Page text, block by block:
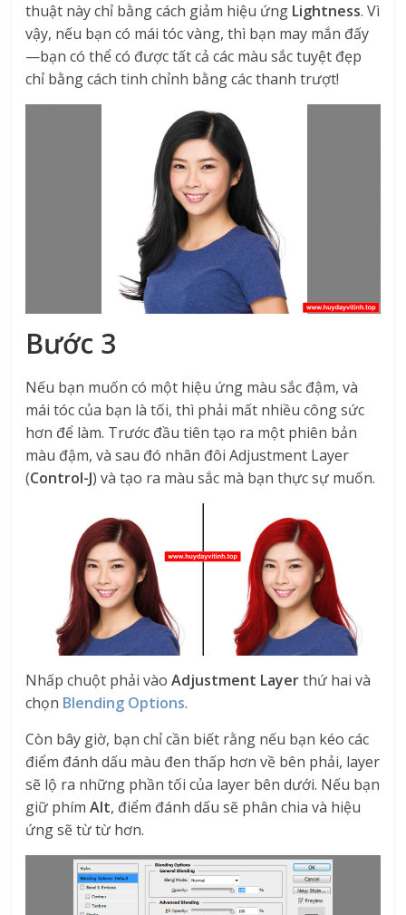
thuật này chỉ bằng cách giảm hiệu ứng Lightness. Vì
vậy, nếu bạn có mái tóc vàng, thì bạn may mắn đấy
—bạn có thể có được tất cả các màu sắc tuyệt đẹp
chỉ bằng cách tinh chỉnh bằng các thanh trượt!
Bước 3
Nếu bạn muốn có một hiệu ứng màu sắc đậm, và
mái tóc của bạn là tối, thì phải mất nhiều công sức
hơn để làm. Trước đầu tiên tạo ra một phiên bản
màu đậm, và sau đó nhân đôi Adjustment Layer
(Control-J) và tạo ra màu sắc mà bạn thực sự muốn.
Nhấp chuột phải vàoAdjustment Layerthứ hai và
chọn Blending Options.
Còn bây giờ, bạn chỉ cần biết rằng nếu bạn kéo các
điểm đánh dấu màu đen thấp hơn về bên phải, layer
sẽ lộ ra những phần tối của layer bên dưới. Nếu bạn
giữ phímAlt, điểm đánh dấu sẽ phân chia và hiệu
ứng sẽ từ từ hơn.